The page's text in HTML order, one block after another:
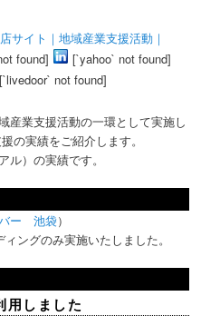
found]
[`yahoo` not found]
[`livedoor` not found]
産業支援活動の一環として実施し
の実績をご紹介します。
）の実績です。
ー 池袋）
ングのみ実施いたしました。
しました